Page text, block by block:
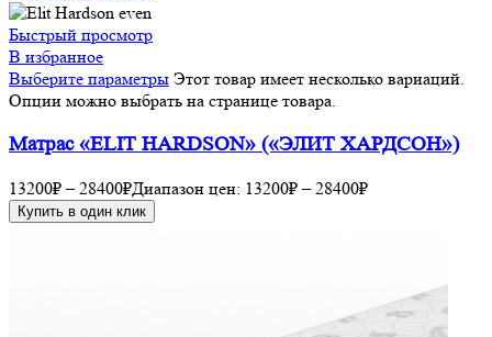
Быстрый просмотр
В избранное
Выберите параметры Этот товар имеет несколько вариаций.
Опции можно выбрать на странице товара.
Матрас «ELIT HARDSON» («ЭЛИТ ХАРДСОН»)
13200₽ – 28400₽Диапазон цен: 13200₽ – 28400₽
Купить в один клик